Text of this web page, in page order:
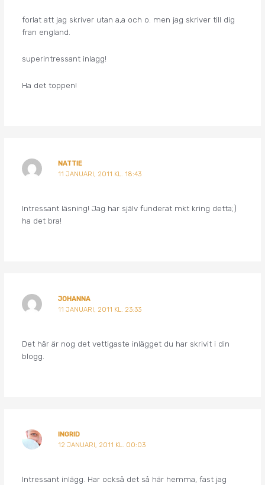
forlat att jag skriver utan a,a och o. men jag skriver till dig
fran england.
superintressant inlagg!
Ha det toppen!
NATTIE
11 JANUARI, 2011 KL. 18:43
Intressant läsning! Jag har själv funderat mkt kring detta;)
ha det bra!
JOHANNA
11 JANUARI, 2011 KL. 23:33
Det här är nog det vettigaste inlägget du har skrivit i din
blogg.
INGRID
12 JANUARI, 2011 KL. 00:03
Intressant inlägg. Har också det så här hemma, fast jag